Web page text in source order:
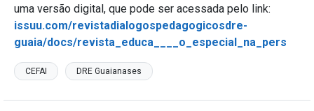
uma versão digital, que pode ser acessada pelo link:
issuu.com/revistadialogospedagogicosdre-
guaia/docs/revista_educa____o_especial_na_pers
CEFAI DRE Guaianases